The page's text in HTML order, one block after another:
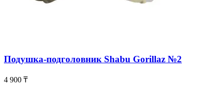
Подушка-подголовник Shabu Gorillaz №2
4 900 ₸